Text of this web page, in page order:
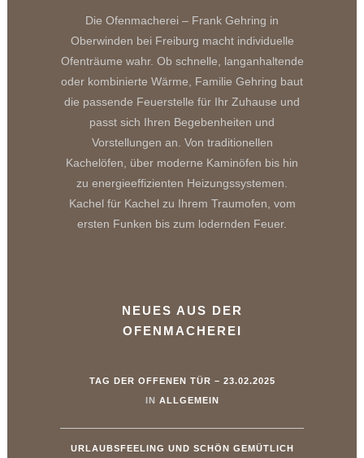
Die Ofenmacherei – Frank Gehring in
Oberwinden bei Freiburg macht individuelle
Ofenträume wahr. Ob schnelle, langanhaltende
oder kombinierte Wärme, Familie Gehring baut
die passende Feuerstelle für Ihr Zuhause und
passt sich Ihren Begebenheiten und
Vorstellungen an. Von traditionellen
Kachelöfen, über moderne Kaminöfen bis hin
zu energieeffizienten Heizungssystemen.
Kachel für Kachel zu Ihrem Traumofen, vom
ersten Funken bis zum lodernden Feuer.
NEUES AUS DER
OFENMACHEREI
TAG DER OFFENEN TÜR – 23.02.2025
IN ALLGEMEIN
URLAUBSFEELING UND SCHÖN GEMÜTLICH